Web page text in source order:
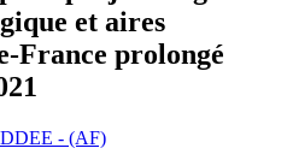
et aires
France prolongé
- (AF)